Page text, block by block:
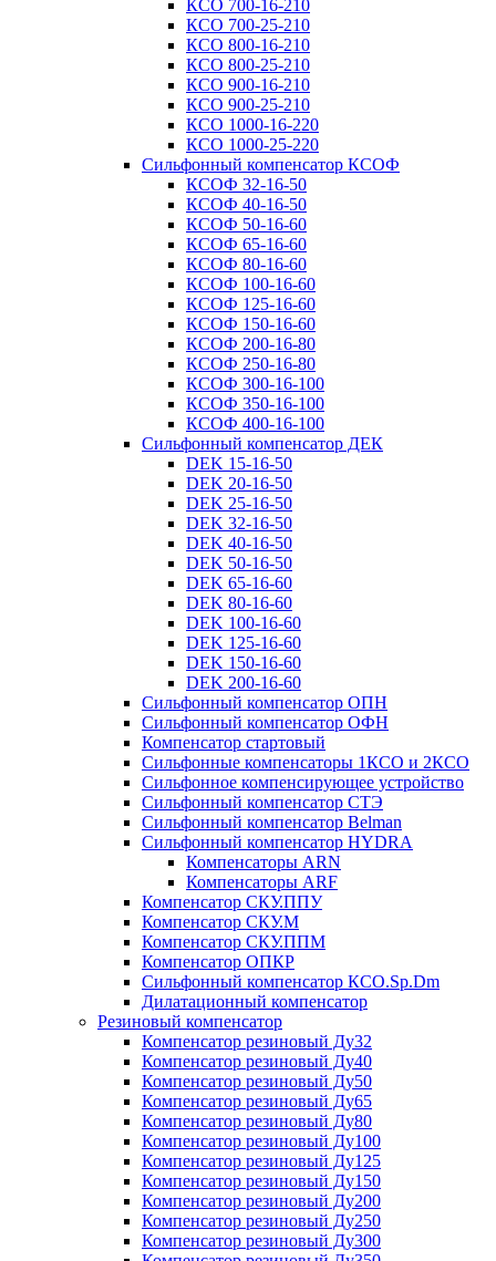
КСО 700-16-210
КСО 700-25-210
КСО 800-16-210
КСО 800-25-210
КСО 900-16-210
КСО 900-25-210
КСО 1000-16-220
КСО 1000-25-220
Сильфонный компенсатор КСОФ
КСОФ 32-16-50
КСОФ 40-16-50
КСОФ 50-16-60
КСОФ 65-16-60
КСОФ 80-16-60
КСОФ 100-16-60
КСОФ 125-16-60
КСОФ 150-16-60
КСОФ 200-16-80
КСОФ 250-16-80
КСОФ 300-16-100
КСОФ 350-16-100
КСОФ 400-16-100
Сильфонный компенсатор ДЕК
DEK 15-16-50
DEK 20-16-50
DEK 25-16-50
DEK 32-16-50
DEK 40-16-50
DEK 50-16-50
DEK 65-16-60
DEK 80-16-60
DEK 100-16-60
DEK 125-16-60
DEK 150-16-60
DEK 200-16-60
Сильфонный компенсатор ОПН
Сильфонный компенсатор ОФН
Компенсатор стартовый
Сильфонные компенсаторы 1КСО и 2КСО
Сильфонное компенсирующее устройство
Сильфонный компенсатор СТЭ
Сильфонный компенсатор Belman
Сильфонный компенсатор HYDRA
Компенсаторы ARN
Компенсаторы ARF
Компенсатор СКУ.ППУ
Компенсатор СКУ.М
Компенсатор СКУ.ППМ
Компенсатор ОПКР
Сильфонный компенсатор КСО.Sp.Dm
Дилатационный компенсатор
Резиновый компенсатор
Компенсатор резиновый Ду32
Компенсатор резиновый Ду40
Компенсатор резиновый Ду50
Компенсатор резиновый Ду65
Компенсатор резиновый Ду80
Компенсатор резиновый Ду100
Компенсатор резиновый Ду125
Компенсатор резиновый Ду150
Компенсатор резиновый Ду200
Компенсатор резиновый Ду250
Компенсатор резиновый Ду300